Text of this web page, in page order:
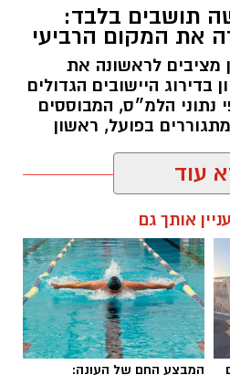
ישראל נערך לשינוי
באמצעות מצלמות
צפויים להיכנס לתוקף
ספי אכיפה מעודכנים במצלמות א־3 המוצבות
הארץ.
המתמשך בכבישים.
האחרונה נהרגו מאות
ואלפים נוספים נפצעו
שלדברי אגף התנועה
של האכיפה לתנאי
התנועה בחינה מקצועית
תושבים בלבד:
את המקום הרביעי
מציבים לראשונה את
בדירוג היישובים הגדולים
הלמ״ס, המבוססים
בפועל, ראשון
עוד
אותך גם